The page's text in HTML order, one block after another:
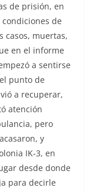
de prisión, en
de
casos, muertas,
en el informe
a sentirse
punto de
a recuperar,
atención
pero
y
IK-3, en
desde donde
para decirle